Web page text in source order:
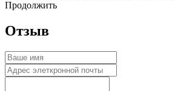
Продолжить
Отзыв